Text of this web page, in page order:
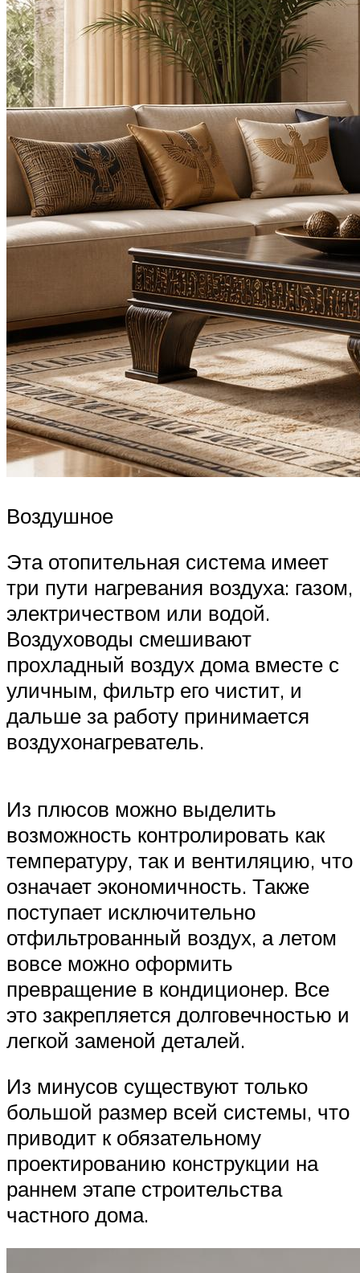
Воздушное
Эта отопительная система имеет
три пути нагревания воздуха: газом,
электричеством или водой.
Воздуховоды смешивают
прохладный воздух дома вместе с
уличным, фильтр его чистит, и
дальше за работу принимается
воздухонагреватель.
Из плюсов можно выделить
возможность контролировать как
температуру, так и вентиляцию, что
означает экономичность. Также
поступает исключительно
отфильтрованный воздух, а летом
вовсе можно оформить
превращение в кондиционер. Все
это закрепляется долговечностью и
легкой заменой деталей.
Из минусов существуют только
большой размер всей системы, что
приводит к обязательному
проектированию конструкции на
раннем этапе строительства
частного дома.